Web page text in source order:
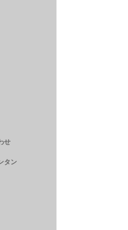
せ
タン